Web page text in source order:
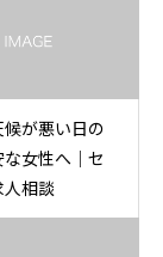
が悪い日の
女性へ｜セ
相談